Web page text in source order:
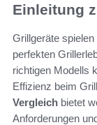
Einleitung
Grillgeräte
perfekten
richtigen Modells
Effizienz beim
Vergleich bietet
Anforderungen